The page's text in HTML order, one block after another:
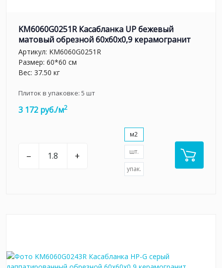
KM6060G0251R Касабланка UP бежевый
матовый обрезной 60x60x0,9 керамогранит
Артикул: KM6060G0251R
Размер: 60*60 см
Вес: 37.50 кг
Плиток в упаковке: 5 шт
3 172 руб./м2
– +
м2
шт.
упак.